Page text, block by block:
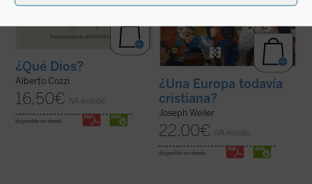
¿Qué Dios?
Alberto Cozzi
16,50€ IVA incluido
disponible en ebook:
¿Una Europa todavía
cristiana?
Joseph Weiler
22,00€ IVA incluido
disponible en ebook: